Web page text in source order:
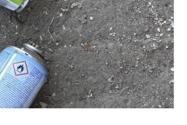
cajtng